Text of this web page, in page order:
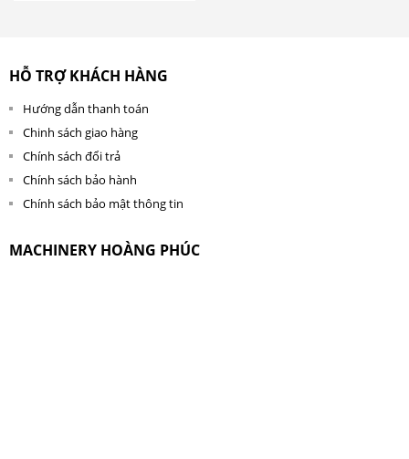
HỖ TRỢ KHÁCH HÀNG
Hướng dẫn thanh toán
Chinh sách giao hàng
Chính sách đổi trả
Chính sách bảo hành
Chính sách bảo mật thông tin
MACHINERY HOÀNG PHÚC